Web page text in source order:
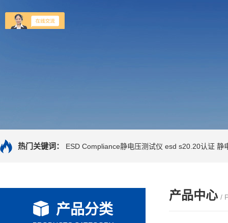
热门关键词： ESD Compliance静电压测试仪 esd s20.20认证 静
产品分类
产品中心 /